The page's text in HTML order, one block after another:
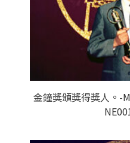
金鐘獎頒獎得獎人。-